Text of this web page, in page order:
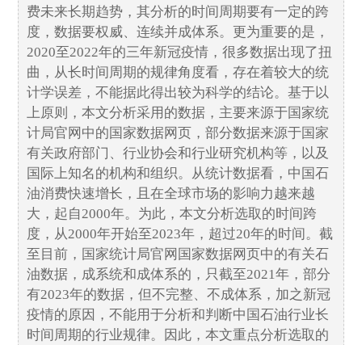
费未来长期趋势，其分析的时间周期要有一定的跨
度，数据要权威、连续并成体系。更为重要的是，
2020至2022年的三年新冠疫情，很多数据出现了扭
曲，从长时间周期的规律角度看，存在着较大的统
计学误差，不能据此得出较为科学的结论。基于以
上原则，本文分析采用的数据，主要来源于国家统
计局官网中的国家数据网页，部分数据来源于国家
有关政府部门、行业协会和行业研究机构等，以及
国际上知名的机构和组织。从统计数据看，中国石
油消费快速增长，且在全球市场的影响力越来越
大，起自2000年。为此，本文分析选取的时间跨
度，从2000年开始至2023年，超过20年的时间。截
至目前，国家统计局官网国家数据网页中的有关石
油数据，成系统和成体系的，只截至2021年，部分
有2023年的数据，但不完整、不成体系，加之新冠
疫情的原因，不能用于分析和判断中国石油行业长
时间周期的行业规律。因此，本文重点分析选取的